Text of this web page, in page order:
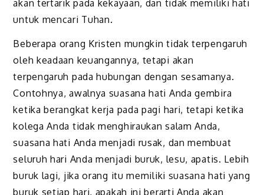
akan tertarik pada kekayaan, dan tidak memiliki hati
untuk mencari Tuhan.
Beberapa orang Kristen mungkin tidak terpengaruh
oleh keadaan keuangannya, tetapi akan
terpengaruh pada hubungan dengan sesamanya.
Contohnya, awalnya suasana hati Anda gembira
ketika berangkat kerja pada pagi hari, tetapi ketika
kolega Anda tidak menghiraukan salam Anda,
suasana hati Anda menjadi rusak, dan membuat
seluruh hari Anda menjadi buruk, lesu, apatis. Lebih
buruk lagi, jika orang itu memiliki suasana hati yang
buruk setiap hari, apakah ini berarti Anda akan